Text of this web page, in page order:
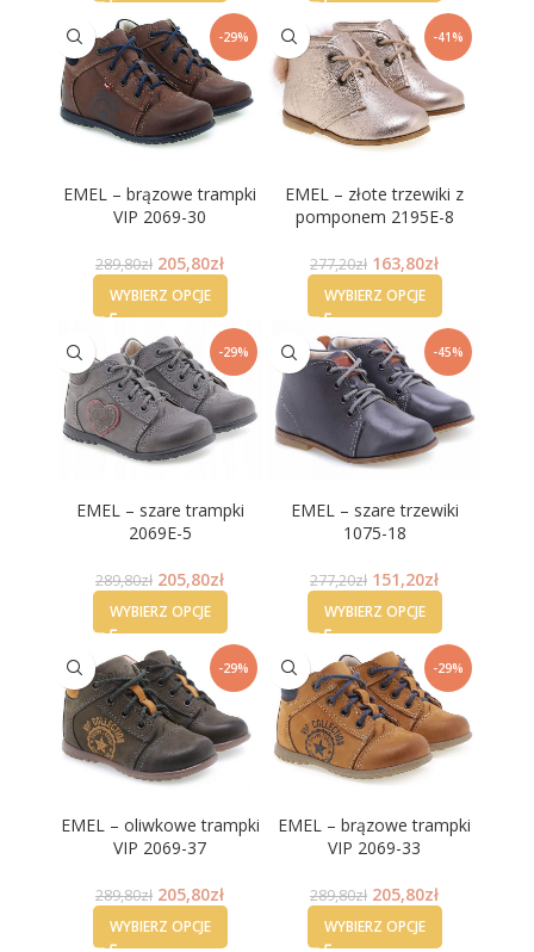
-29%
EMEL – brązowe trampki
VIP 2069-30
289,80zł 205,80zł
WYBIERZ OPCJE
-41%
EMEL – złote trzewiki z
pomponem 2195E-8
277,20zł 163,80zł
WYBIERZ OPCJE
-29%
EMEL – szare trampki
2069E-5
289,80zł 205,80zł
WYBIERZ OPCJE
-45%
EMEL – szare trzewiki
1075-18
277,20zł 151,20zł
WYBIERZ OPCJE
-29%
EMEL – oliwkowe trampki
VIP 2069-37
289,80zł 205,80zł
WYBIERZ OPCJE
-29%
EMEL – brązowe trampki
VIP 2069-33
289,80zł 205,80zł
WYBIERZ OPCJE